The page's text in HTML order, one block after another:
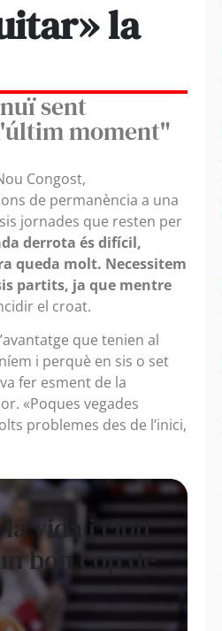
la
sent
moment"
Congost,
de permanència a una
jornades que resten per
derrota és difícil,
queda molt. Necessitem
partits, ja que mentre
el croat.
que tenien al
i perquè en sis o set
fer esment de la
«Poques vegades
problemes des de l’inici,
la vida i clou
bon cop de